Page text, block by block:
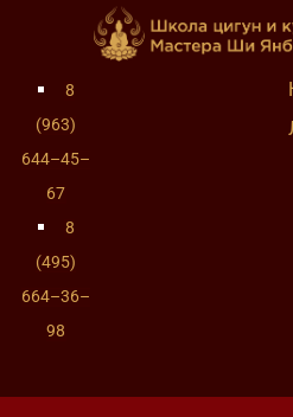
8
(963)
644–45–
67
8
(495)
664–36–
98